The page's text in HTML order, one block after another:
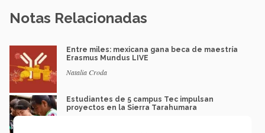
Notas Relacionadas
Entre miles: mexicana gana beca de maestría
Erasmus Mundus LIVE
Natalia Croda
Estudiantes de 5 campus Tec impulsan
proyectos en la Sierra Tarahumara